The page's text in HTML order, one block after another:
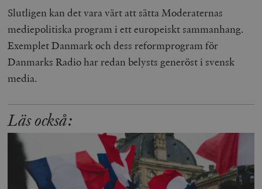
Slutligen kan det vara värt att sätta Moderaternas
mediepolitiska program i ett europeiskt sammanhang.
Exemplet Danmark och dess reformprogram för
Danmarks Radio har redan belysts generöst i svensk
media.
Läs också: